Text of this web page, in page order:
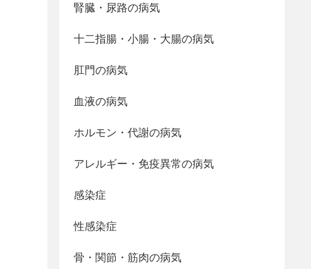
腎臓・尿路の病気
十二指腸・小腸・大腸の病気
肛門の病気
血液の病気
ホルモン・代謝の病気
アレルギー・免疫異常の病気
感染症
性感染症
骨・関節・筋肉の病気